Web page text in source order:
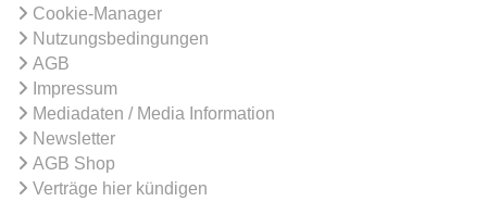
Cookie-Manager
Nutzungsbedingungen
AGB
Impressum
Mediadaten / Media Information
Newsletter
AGB Shop
Verträge hier kündigen